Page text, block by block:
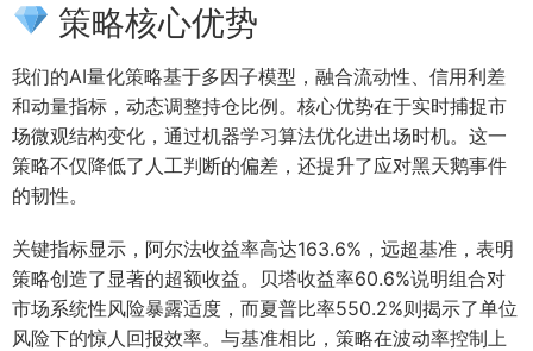
策略核心优势
我们的AI量化策略基于多因子模型，融合流动性、信用利差
和动量指标，动态调整持仓比例。核心优势在于实时捕捉市
场微观结构变化，通过机器学习算法优化进出场时机。这一
策略不仅降低了人工判断的偏差，还提升了应对黑天鹅事件
的韧性。
关键指标显示，阿尔法收益率高达163.6%，远超基准，表明
策略创造了显著的超额收益。贝塔收益率60.6%说明组合对
市场系统性风险暴露适度，而夏普比率550.2%则揭示了单位
风险下的惊人回报效率。与基准相比，策略在波动率控制上